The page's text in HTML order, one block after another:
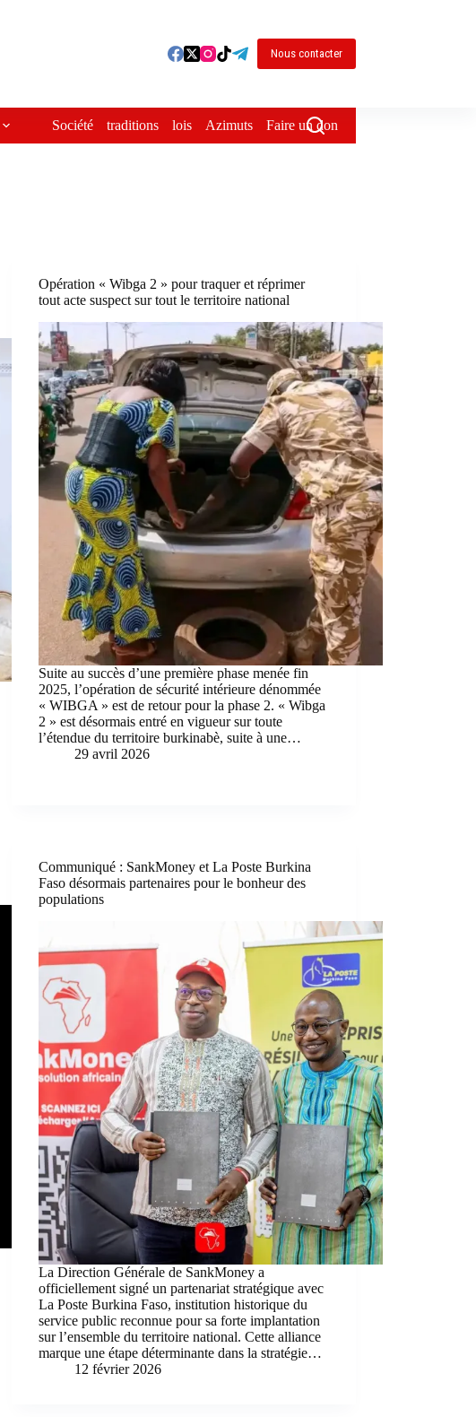
Nous contacter
Société traditions lois Azimuts Faire un don
Opération « Wibga 2 » pour traquer et réprimer
tout acte suspect sur tout le territoire national
Suite au succès d’une première phase menée fin
2025, l’opération de sécurité intérieure dénommée
« WIBGA » est de retour pour la phase 2. « Wibga
2 » est désormais entré en vigueur sur toute
l’étendue du territoire burkinabè, suite à une…
29 avril 2026
Communiqué : SankMoney et La Poste Burkina
Faso désormais partenaires pour le bonheur des
populations
La Direction Générale de SankMoney a
officiellement signé un partenariat stratégique avec
La Poste Burkina Faso, institution historique du
service public reconnue pour sa forte implantation
sur l’ensemble du territoire national. Cette alliance
marque une étape déterminante dans la stratégie…
12 février 2026